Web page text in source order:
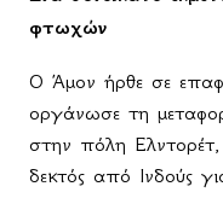
φτωχών
Ο Άμον ήρθε σε
οργάνωσε τη
στην πόλη Ελντορέτ,
δεκτός από Ινδούς